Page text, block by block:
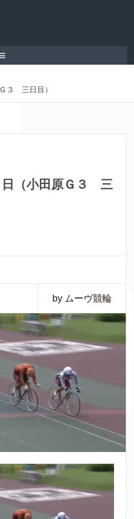
≡
３ 三日目）
日（小田原Ｇ３ 三
by ムーヴ競輪